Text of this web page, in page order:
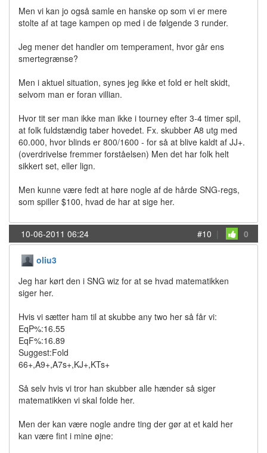
Men vi kan jo også samle en hanske op som vi er mere
stolte af at tage kampen op med i de følgende 3 runder.
Jeg mener det handler om temperament, hvor går ens
smertegrænse?
Men i aktuel situation, synes jeg ikke et fold er helt skidt,
selvom man er foran villian.
Hvor tit ser man ikke man ikke i tourney efter 3-4 timer spil,
at folk fuldstændig taber hovedet. Fx. skubber A8 utg med
60.000, hvor blinds er 800/1600 - for så at blive kaldt af JJ+.
(overdrivelse fremmer forståelsen) Men det har folk helt
sikkert set, eller lign.
Men kunne være fedt at høre nogle af de hårde SNG-regs,
som spiller $100, hvad de har at sige her.
10-06-2011 06:24 #10 | 0
oliu3
Jeg har kørt den i SNG wiz for at se hvad matematikken
siger her.
Hvis vi sætter ham til at skubbe any two her så får vi:
EqP%:16.55
EqF%:16.89
Suggest:Fold
66+,A9+,A7s+,KJ+,KTs+
Så selv hvis vi tror han skubber alle hænder så siger
matematikken vi skal folde her.
Men der kan være nogle andre ting der gør at et kald her
kan være fint i mine øjne: